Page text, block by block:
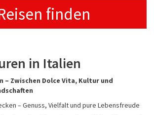
finden
in Italien
– Zwischen Dolce Vita, Kultur und
– Genuss, Vielfalt und pure Lebensfreude